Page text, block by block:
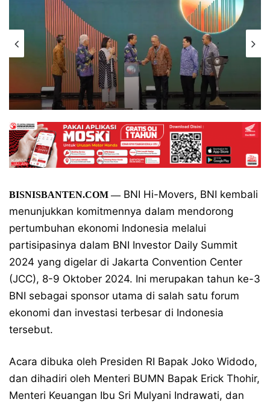
BISNISBANTEN.COM —BNI Hi-Movers, BNI kembali
menunjukkan komitmennya dalam mendorong
pertumbuhan ekonomi Indonesia melalui
partisipasinya dalam BNI Investor Daily Summit
2024 yang digelar di Jakarta Convention Center
(JCC), 8-9 Oktober 2024. Ini merupakan tahun ke-3
BNI sebagai sponsor utama di salah satu forum
ekonomi dan investasi terbesar di Indonesia
tersebut.
Acara dibuka oleh Presiden RI Bapak Joko Widodo,
dan dihadiri oleh Menteri BUMN Bapak Erick Thohir,
Menteri Keuangan Ibu Sri Mulyani Indrawati, dan